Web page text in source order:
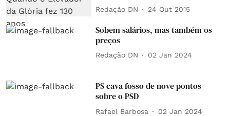
Redação DN 24 Out 2015
Sobem salários, mas também os
preços
Redação DN 02 Jan 2024
PS cava fosso de nove pontos
sobre o PSD
Rafael Barbosa 02 Jan 2024